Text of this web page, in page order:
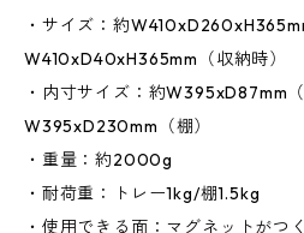
・サイズ：約
W410xD40xH365mm（収納時）
・内寸サイズ：約W395xD87mm
W395xD230mm（棚）
・重量：約2000g
・耐荷重：トレー1kg/棚1.5kg
・使用できる面：マグネットがつ